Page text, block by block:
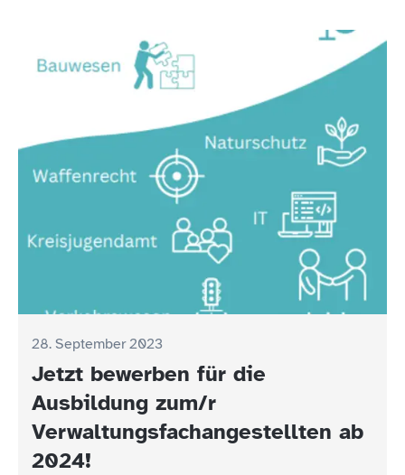
28. September 2023
Jetzt bewerben für die
Ausbildung zum/r
Verwaltungsfachangestellten ab
2024!